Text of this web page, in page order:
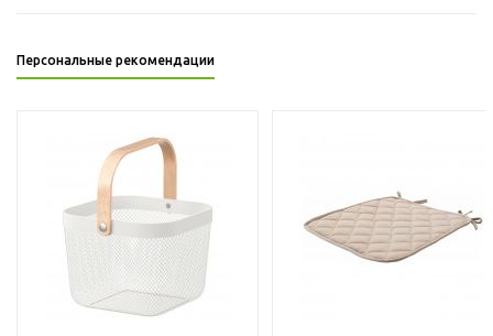
Персональные рекомендации